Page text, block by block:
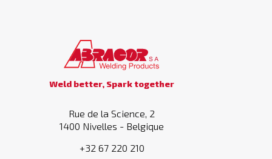
Weld better, Spark together
Rue de la Science, 2
1400 Nivelles - Belgique
+32 67 220 210